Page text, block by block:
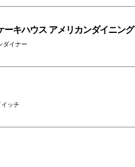
ーキハウス アメリカンダイニング
ダイナー
イッチ